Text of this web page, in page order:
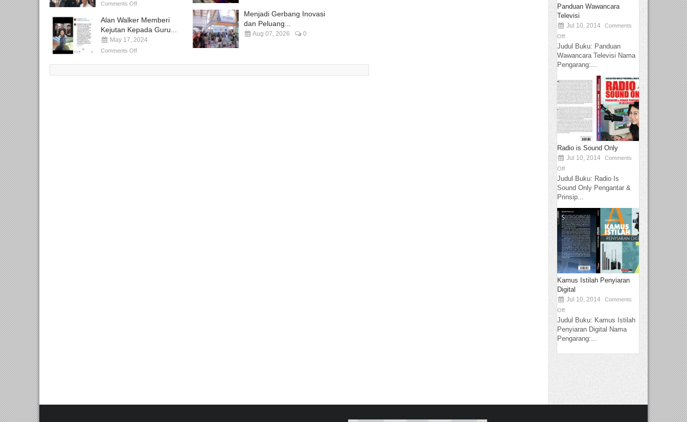
Comments Off
Alan Walker Memberi
Kejutan Kepada Guru...
May 17, 2024
Comments Off
Menjadi Gerbang Inovasi
dan Peluang...
Aug 07, 2026 0
Panduan Wawancara
Televisi
Jul 10, 2014
Comments
Off
Judul Buku: Panduan
Wawancara Televisi Nama
Pengarang:...
Radio is Sound Only
Jul 10, 2014
Comments
Off
Judul Buku: Radio Is
Sound Only Pengantar &
Prinsip...
Kamus Istilah Penyiaran
Digital
Jul 10, 2014
Comments
Off
Judul Buku: Kamus Istilah
Penyiaran Digital Nama
Pengarang:...